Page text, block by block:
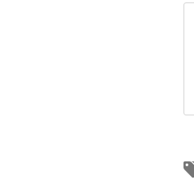
ışık kaynakları hem de